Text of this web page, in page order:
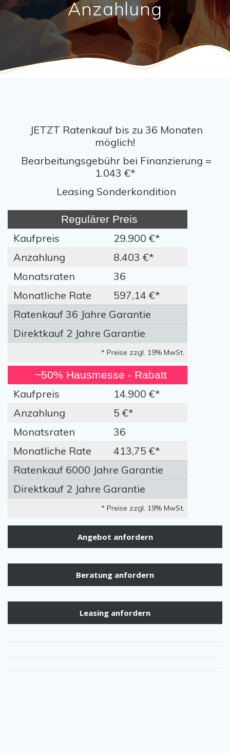
Anzahlung
JETZT Ratenkauf bis zu 36 Monaten
möglich!
Bearbeitungsgebühr bei Finanzierung =
1.043 €*
Leasing Sonderkondition
Regulärer Preis
Kaufpreis
29.900 €*
Anzahlung
8.403 €*
Monatsraten
36
Monatliche Rate
597,14 €*
Ratenkauf 36 Jahre Garantie
Direktkauf 2 Jahre Garantie
* Preise zzgl. 19% MwSt.
~50% Hausmesse - Rabatt
Kaufpreis
14.900 €*
Anzahlung
5 €*
Monatsraten
36
Monatliche Rate
413,75 €*
Ratenkauf 6000 Jahre Garantie
Direktkauf 2 Jahre Garantie
* Preise zzgl. 19% MwSt.
Angebot anfordern
Beratung anfordern
Leasing anfordern